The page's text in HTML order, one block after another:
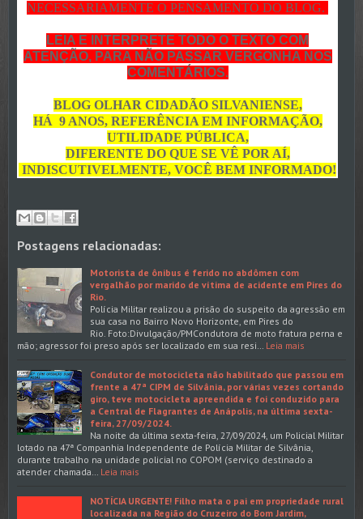
NECESSARIAMENTE O PENSAMENTO DO BLOG.
LEIA E INTERPRETE TODO O TEXTO COM
ATENÇÃO, PARA NÃO PASSAR VERGONHA NOS
COMENTÁRIOS.
BLOG OLHAR CIDADÃO SILVANIENSE,
HÁ 9 ANOS, REFERÊNCIA EM INFORMAÇÃO,
UTILIDADE PÚBLICA,
DIFERENTE DO QUE SE VÊ POR AÍ,
INDISCUTIVELMENTE, VOCÊ BEM INFORMADO!
Postagens relacionadas:
Motorista de ônibus é ferido no abdômen com
vergalhão por marido de vítima de acidente em Pires do
Rio.
Polícia Militar realizou a prisão do suspeito da agressão em
sua casa no Bairro Novo Horizonte, em Pires do
Rio. Foto:Divulgação/PMCondutora de moto fratura perna e
mão; agressor foi preso após ser localizado em sua resi… Leia mais
Condutor de motocicleta não habilitado que passou em
frente a 47ª CIPM de Silvânia, por várias vezes cortando
giro, teve motocicleta apreendida e foi conduzido para
a Central de Flagrantes de Anápolis, na última sexta-
feira, 27/09/2024.
Na noite da última sexta-feira, 27/09/2024, um Policial Militar
lotado na 47ª Companhia Independente de Polícia Militar de Silvânia,
durante trabalho na unidade policial no COPOM (serviço destinado a
atender chamada… Leia mais
NOTÍCIA URGENTE! Filho mata o pai em propriedade rural
localizada na Região do Cruzeiro do Bom Jardim,